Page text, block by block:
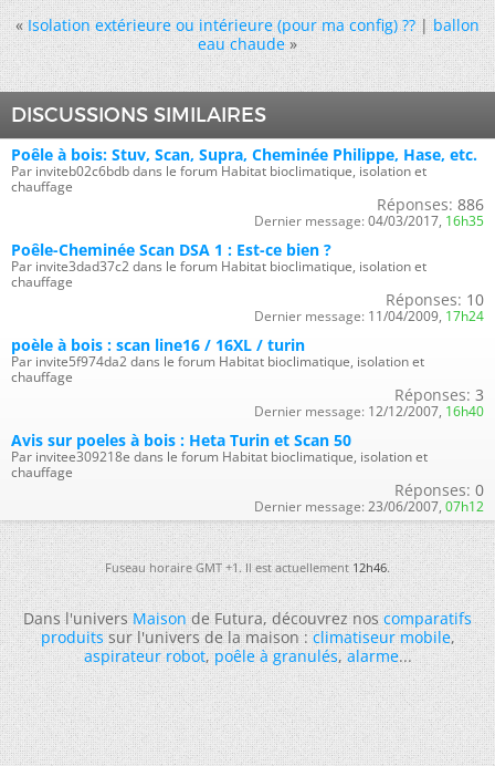
« Isolation extérieure ou intérieure (pour ma config) ??|ballon
eau chaude »
DISCUSSIONS SIMILAIRES
Poêle à bois: Stuv, Scan, Supra, Cheminée Philippe, Hase, etc.
Par inviteb02c6bdb dans le forum Habitat bioclimatique, isolation et
chauffage
Réponses: 886
Dernier message: 04/03/2017, 16h35
Poêle-Cheminée Scan DSA 1 : Est-ce bien ?
Par invite3dad37c2 dans le forum Habitat bioclimatique, isolation et
chauffage
Réponses: 10
Dernier message: 11/04/2009, 17h24
poèle à bois : scan line16 / 16XL / turin
Par invite5f974da2 dans le forum Habitat bioclimatique, isolation et
chauffage
Réponses: 3
Dernier message: 12/12/2007, 16h40
Avis sur poeles à bois : Heta Turin et Scan 50
Par invitee309218e dans le forum Habitat bioclimatique, isolation et
chauffage
Réponses: 0
Dernier message: 23/06/2007, 07h12
Fuseau horaire GMT +1. Il est actuellement12h46.
Dans l'universMaisonde Futura, découvrez noscomparatifs
produitssur l'univers de la maison :climatiseur mobile,
aspirateur robot,poêle à granulés,alarme...